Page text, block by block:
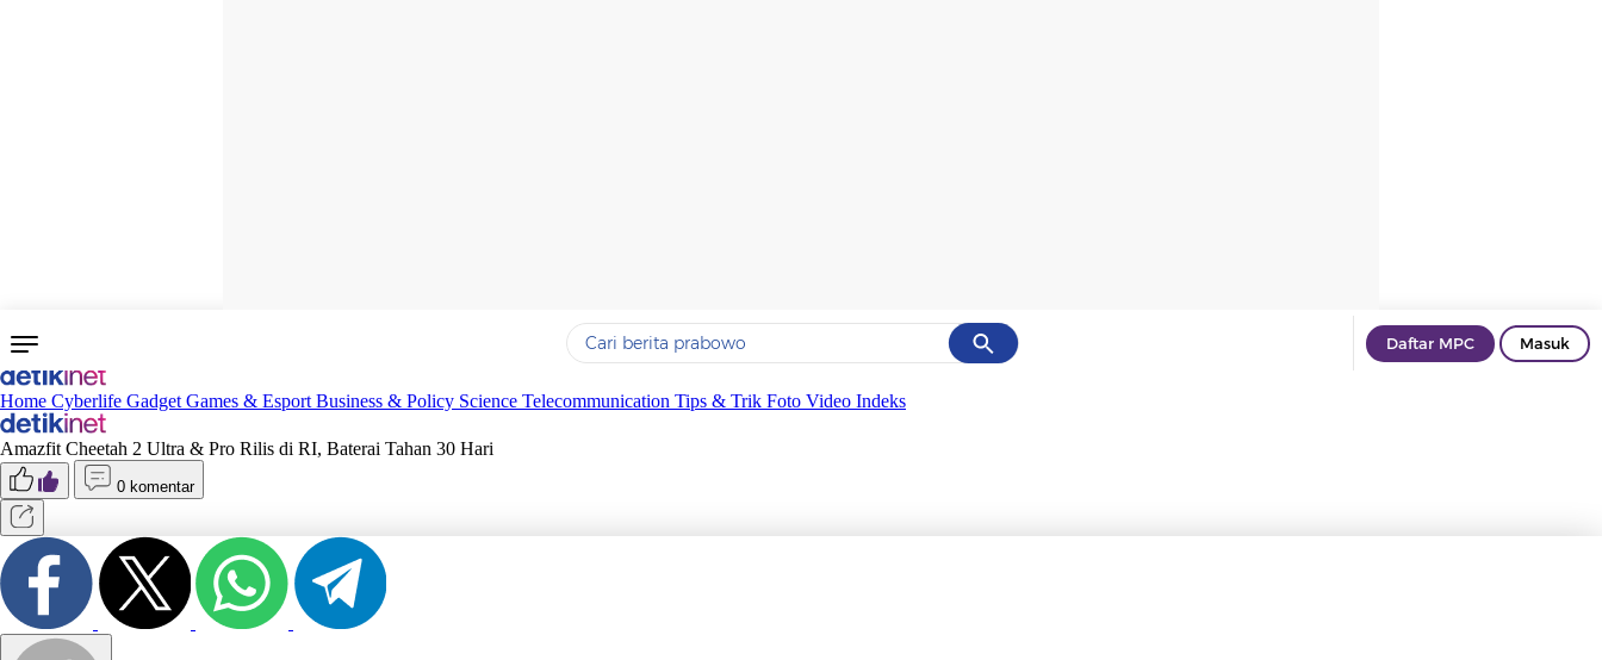
Cancel
Yang sedang ramai dicari
Daftar MPC Masuk
Home Cyberlife Gadget Games & Esport Business & Policy Science Telecommunication Tips & Trik Foto Video Indeks
Amazfit Cheetah 2 Ultra & Pro Rilis di RI, Baterai Tahan 30 Hari
0 komentar